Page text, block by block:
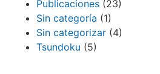
Publicaciones (23)
Sin categoría (1)
Sin categorizar (4)
Tsundoku (5)